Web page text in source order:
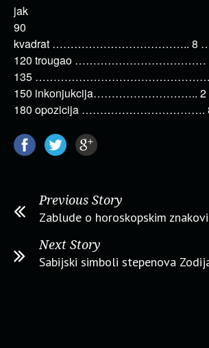
jak
90
kvadrat ……………………………….. 8
120 trougao
135
150
180 opozicija
Previous Story
Zablude o horoskopskim
Next Story
Sabijski simboli stepenova